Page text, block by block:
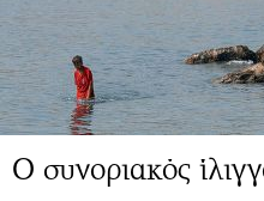
Ο συνοριακός